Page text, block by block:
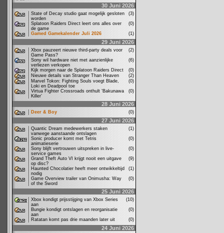
30 Juni 2026
State of Decay studio gaat mogelijk gesloten
worden
(3)
Splatoon Raiders Direct leert ons alles over
de game
(0)
Gamed Gamekalender Juli 2026
(1)
29 Juni 2026
Xbox pauzeert nieuwe third-party deals voor
Game Pass?
(2)
Sony wil hardware niet met aanzienlijke
verliezen verkopen
(6)
Kijk morgen naar de Splatoon Raiders Direct
(0)
Nieuwe details van Stranger Than Heaven
(2)
Marvel Tokon: Fighting Souls voegt Blade,
Loki en Deadpool toe
(0)
Virtua Fighter Crossroads onthult ‘Bakunawa
Killer’
(0)
28 Juni 2026
Deer & Boy (0)
27 Juni 2026
Quantic Dream medewerkers staken
vanwege aanstaande ontslagen
(1)
Sonic producer komt met Tetris
animatieserie
(0)
Sony blijft vertrouwen uitspreken in live-
service games
(0)
Grand Theft Auto VI krijgt nooit een uitgave
op disc?
(9)
Haunted Chocolatier heeft meer ontwikkeltijd
nodig
(1)
Game Overview trailer van Onimusha: Way
of the Sword
(0)
25 Juni 2026
Xbox kondigt prijsstijging van Xbox Series
aan
(10)
Bungie kondigt ontslagen en reorganisatie
aan
(0)
Ratatan komt pas drie maanden later uit
(0)
24 Juni 2026